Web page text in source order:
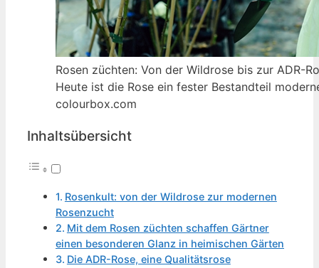
Rosen züchten: Von der Wildrose bis zur ADR-
Heute ist die Rose ein fester Bestandteil
colourbox.com
Inhaltsübersicht
Rosenkult: von der Wildrose zur modernen
Rosenzucht
Mit dem Rosen züchten schaffen Gärtner
einen besonderen Glanz in heimischen Gärten
Die ADR-Rose, eine Qualitätsrose